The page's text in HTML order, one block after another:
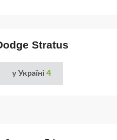
Stratus
у Україні 4